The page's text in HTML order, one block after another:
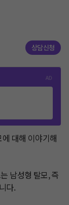
상담신청
대해 이야기해
남성형 탈모, 즉
다.